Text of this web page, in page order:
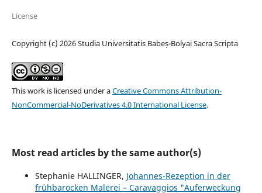
License
Copyright (c) 2026 Studia Universitatis Babeș-Bolyai Sacra Scripta
This work is licensed under aCreative Commons Attribution-
NonCommercial-NoDerivatives 4.0 International License.
Most read articles by the same author(s)
Stephanie HALLINGER, Johannes-Rezeption in der
frühbarocken Malerei – Caravaggios "Auferweckung